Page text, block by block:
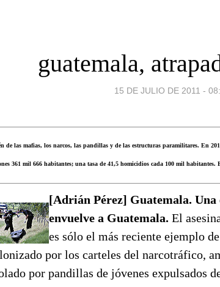
guatemala,
15 DE JULIO DE 2011 -
de las mafias, los narcos, las pandillas y de las estructuras paramilitares. En
361 mil 666 habitantes; una tasa de 41,5 homicidios cada 100 mil habitantes.
[Adrián Pérez] Guatemala. Una
envuelve a Guatemala. El
es sólo el más reciente ejemplo
por los carteles del narcotráfico,
por pandillas de jóvenes expulsados